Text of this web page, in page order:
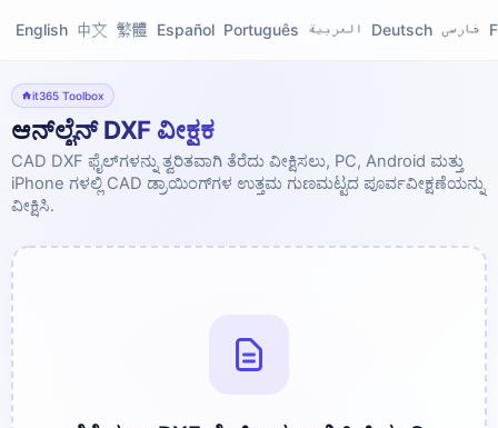
English 中文 繁體 Español Português العربية Deutsch فارسی
it365 Toolbox
ಆನ್‌ಲೈನ್ DXF ವೀಕ್ಷಕ
CAD DXF ಫೈಲ್‌ಗಳನ್ನು ತ್ವರಿತವಾಗಿ ತೆರೆದು ವೀಕ್ಷಿಸಲು, PC, Android ಮತ್ತು
iPhone ಗಳಲ್ಲಿ CAD ಡ್ರಾಯಿಂಗ್‌ಗಳ ಉತ್ತಮ ಗುಣಮಟ್ಟದ ಪೂರ್ವವೀಕ್ಷಣೆಯನ್ನು
ವೀಕ್ಷಿಸಿ.